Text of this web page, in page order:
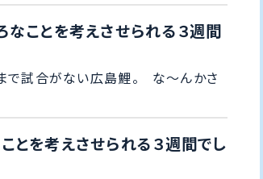
なことを考えさせられる３週間
で試合がない広島鯉。 な～んかさ
とを考えさせられる３週間でし